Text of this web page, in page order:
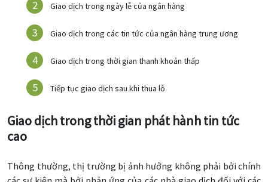
Giao dịch trong ngày lễ của ngân hàng
Giao dịch trong các tin tức của ngân hàng trung ương
Giao dịch trong thời gian thanh khoản thấp
Tiếp tục giao dịch sau khi thua lỗ
Giao dịch trong thời gian phát hành tin tức
cao
Thông thường, thị trường bị ảnh hưởng không phải bởi chính